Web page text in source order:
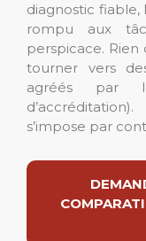
diagnostic
rompu aux
perspicace. Rien
tourner vers
agréés par
s’impose par